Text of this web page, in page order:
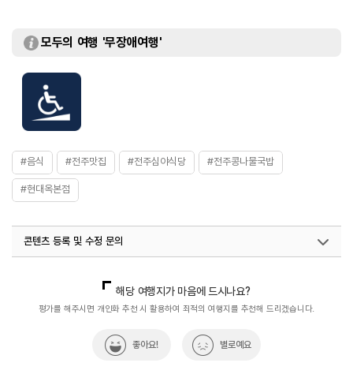
모두의 여행 '무장애여행'
#음식 #전주맛집 #전주심야식당 #전주콩나물국밥
#현대옥본점
콘텐츠 등록 및 수정 문의
열린관광콘텐츠팀(열린관광-모두의여행)
033-738-3425
해당 여행지가 마음에 드시나요?
평가를 해주시면 개인화 추천 시 활용하여 최적의 여행지를 추천해 드리겠습니다.
좋아요! 별로예요